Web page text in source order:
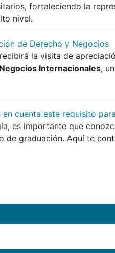
fortaleciendo la
nivel.
de Derecho y Negocios
la visita de
Negocios Internacionales,
cuenta este requisito
es importante que
de graduación. Aquí te